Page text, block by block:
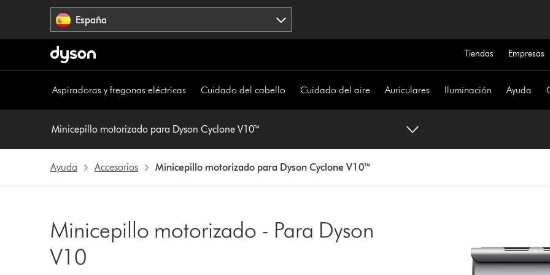
España
Tiendas Empresas
Aspiradoras y fregonas eléctricas Cuidado del cabello Cuidado del aire Auriculares Iluminación Ayuda
Minicepillo motorizado para Dyson Cyclone V10™
Ayuda Accesorios Minicepillo motorizado para Dyson Cyclone V10™
Minicepillo motorizado - Para Dyson
V10